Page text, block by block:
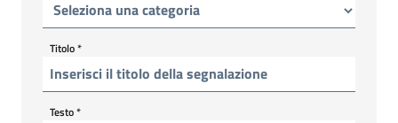
Titolo*
Testo*